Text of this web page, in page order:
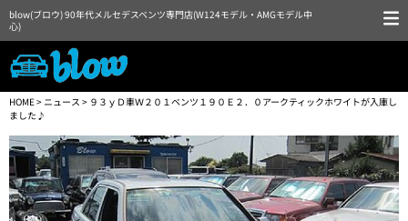
blow(ブロウ) 90年代メルセデスベンツ専門店(W124モデル・AMGモデル中
心)
HOME> ニュース > ９３ｙＤ車Ｗ２０１ベンツ１９０Ｅ２．０アークティックホワイトが入庫し
ました♪